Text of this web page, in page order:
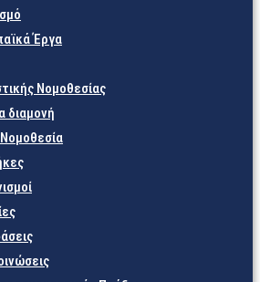
Έργα
Νομοθεσίας
διαμονή